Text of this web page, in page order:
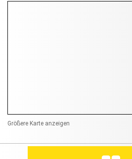
Größere Karte anzeigen